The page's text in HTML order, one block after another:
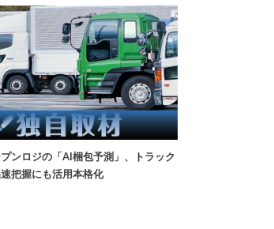
プンロジの「AI梱包予測」、トラック
把握にも活用本格化